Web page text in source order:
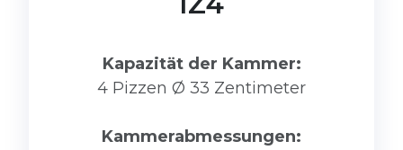
Kapazität der Kammer:
4 Pizzen Ø 33 Zentimeter
Kammerabmessungen: